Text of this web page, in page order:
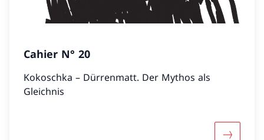
Cahier N° 20
Kokoschka – Dürrenmatt. Der Mythos als
Gleichnis